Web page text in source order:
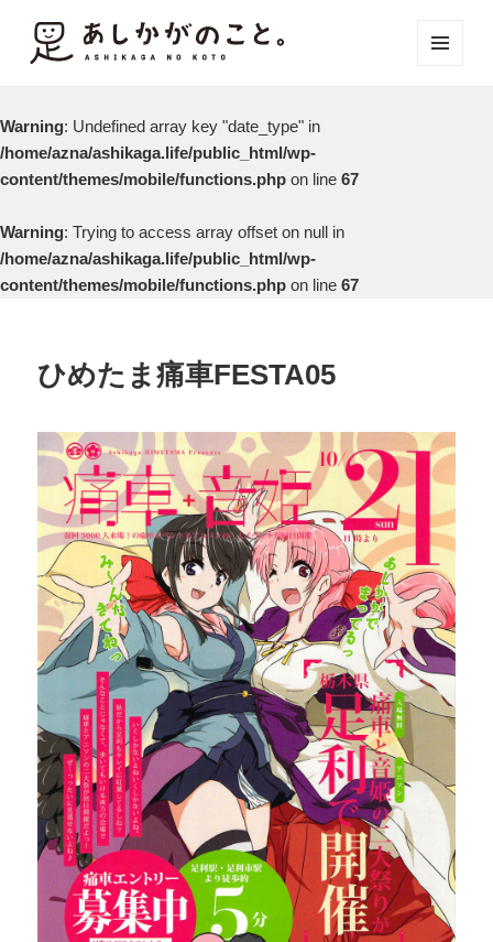
Warning: Undefined array key "date_type" in
/home/azna/ashikaga.life/public_html/wp-
content/themes/mobile/functions.php on line 67
Warning: Trying to access array offset on null in
/home/azna/ashikaga.life/public_html/wp-
content/themes/mobile/functions.php on line 67
ひめたま痛車FESTA05